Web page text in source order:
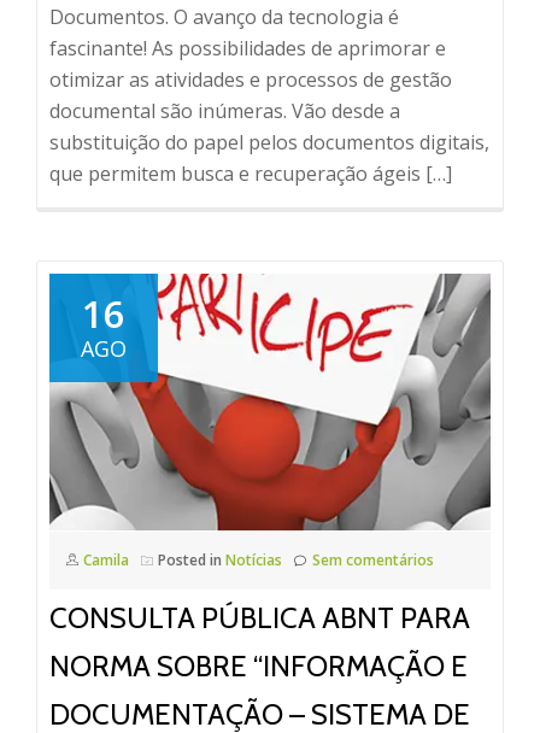
Documentos. O avanço da tecnologia é
fascinante! As possibilidades de aprimorar e
otimizar as atividades e processos de gestão
documental são inúmeras. Vão desde a
substituição do papel pelos documentos digitais,
que permitem busca e recuperação ágeis […]
16
AGO
Camila Posted in Notícias Sem comentários
CONSULTA PÚBLICA ABNT PARA
NORMA SOBRE “INFORMAÇÃO E
DOCUMENTAÇÃO – SISTEMA DE